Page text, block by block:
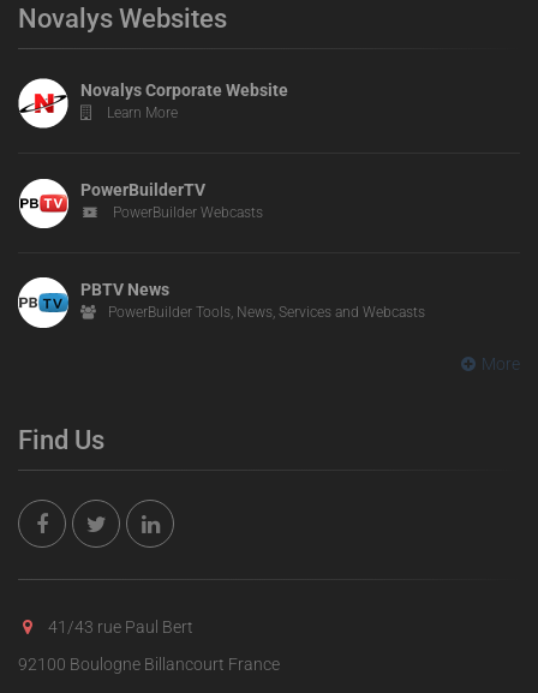
Novalys Websites
Novalys Corporate Website
Learn More
PowerBuilderTV
PowerBuilder Webcasts
PBTV News
PowerBuilder Tools, News, Services and Webcasts
More
Find Us
41/43 rue Paul Bert
92100 Boulogne Billancourt France